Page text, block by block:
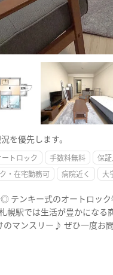
を優先します。
ートロック 手数料無料 保
・在宅勤務可 病院近く 大
テンキー式のオートロッ
幌駅では生活が豊かになる
マンスリー♪ ぜひ一度お